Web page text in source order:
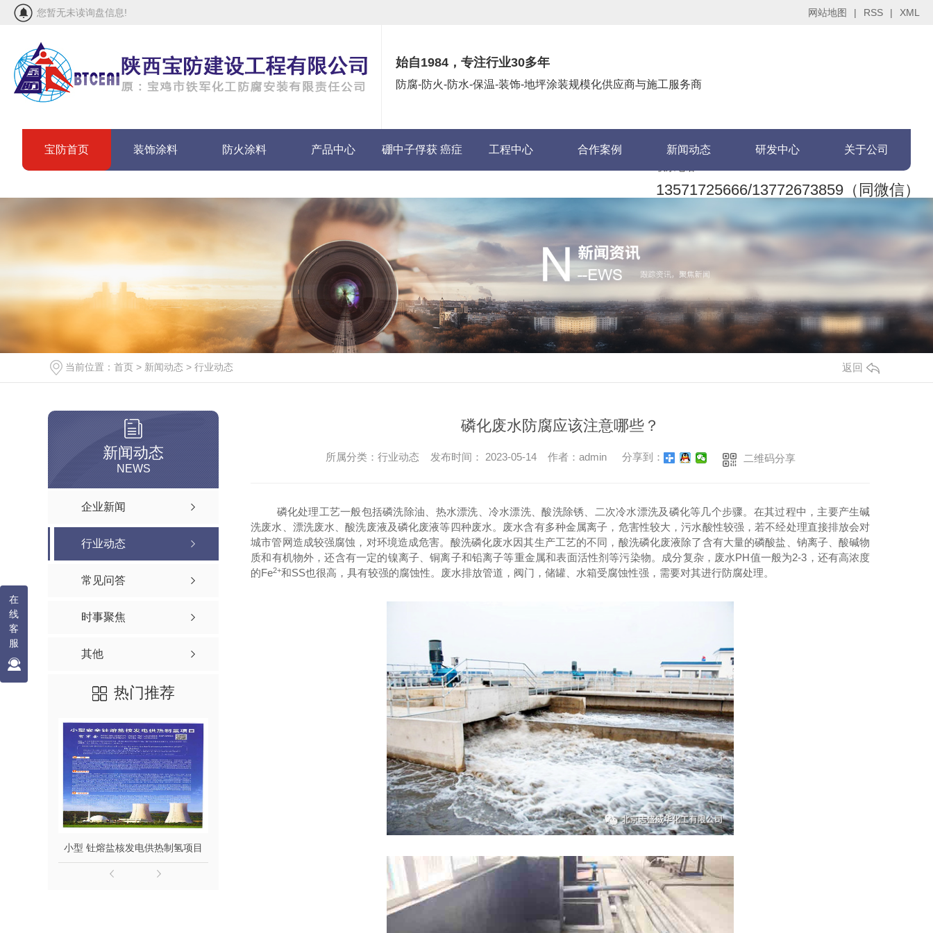
您暂无未读询盘信息! 网站地图 | RSS | XML
始自1984，专注行业30多年
防腐-防火-防水-保温-装饰-地坪涂装规模化供应商与施工服务商
13571725666/13772673859（同微信）
宝防首页 装饰涂料 防火涂料 产品中心 硼中子俘获 癌症 工程中心 合作案例 新闻动态 研发中心 关于公司
当前位置： 首页 > 新闻动态 > 行业动态 返回
新闻动态
NEWS
企业新闻
行业动态
常见问答
时事聚焦
其他
热门推荐
小型 钍熔盐核发电供热制氢项目
磷化废水防腐应该注意哪些？
所属分类：行业动态 发布时间： 2023-05-14 作者：admin 分享到： 二维码分享
磷化处理工艺一般包括磷洗除油、热水漂洗、冷水漂洗、酸洗除锈、二次冷水漂洗及磷化等几个步骤。在其过程中，主要产生碱
洗废水、漂洗废水、酸洗废液及磷化废液等四种废水。废水含有多种金属离子，危害性较大，污水酸性较强，若不经处理直接排放会对
城市管网造成较强腐蚀，对环境造成危害。酸洗磷化废水因其生产工艺的不同，酸洗磷化废液除了含有大量的磷酸盐、钠离子、酸碱物
质和有机物外，还含有一定的镍离子、铜离子和铅离子等重金属和表面活性剂等污染物。成分复杂，废水PH值一般为2-3，还有高浓度
的Fe2+和SS也很高，具有较强的腐蚀性。废水排放管道，阀门，储罐、水箱受腐蚀性强，需要对其进行防腐处理。
在
线
客
服